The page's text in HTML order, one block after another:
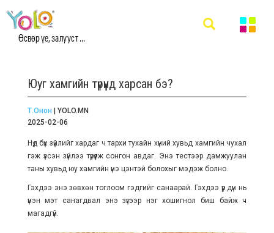
Өсвөр үе, залууст ...
Юуг хамгийн түрүүнд харсан бэ?
Т.Онон | YOLO.MN
2025-02-06
Нүд бүх зүйлийг хардаг ч тархи тухайн хүний хувьд хамгийн чухал
гэж үзсэн зүйлээ түрүүлж сонгон авдаг. Энэ тестээр дамжуулан
таны хувьд юу хамгийн үнэ цэнтэй болохыг мэдэж болно.
Гэхдээ энэ зөвхөн тоглоом гэдгийг санаарай. Гэхдээ үр дүн нь
үнэн мэт санагдвал энэ зүгээр нэг хошигнол биш байж ч
магадгүй.